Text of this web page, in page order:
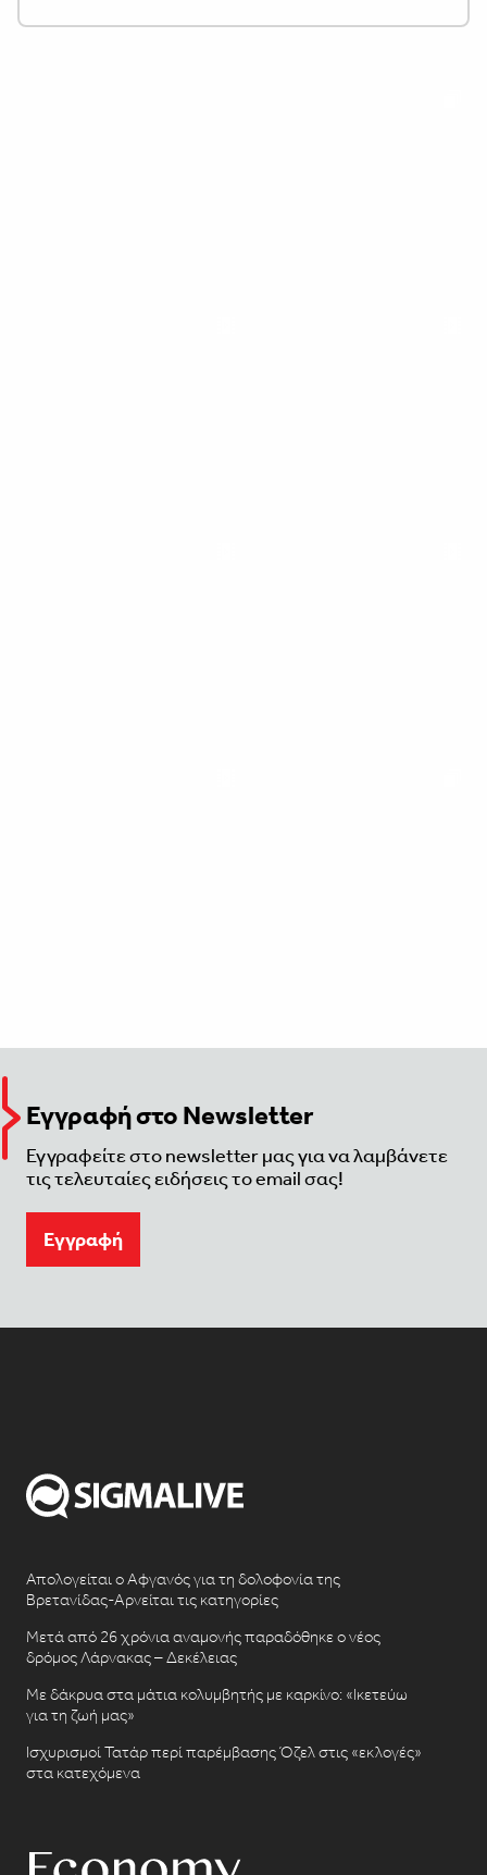
Εγγραφή στο Newsletter
Εγγραφείτε στο newsletter μας για να λαμβάνετε
τις τελευταίες ειδήσεις το email σας!
Eγγραφή
Απολογείται ο Αφγανός για τη δολοφονία της
Βρετανίδας-Αρνείται τις κατηγορίες
Μετά από 26 χρόνια αναμονής παραδόθηκε ο νέος
δρόμος Λάρνακας – Δεκέλειας
Με δάκρυα στα μάτια κολυμβητής με καρκίνο: «Ικετεύω
για τη ζωή μας»
Ισχυρισμοί Τατάρ περί παρέμβασης Όζελ στις «εκλογές»
στα κατεχόμενα